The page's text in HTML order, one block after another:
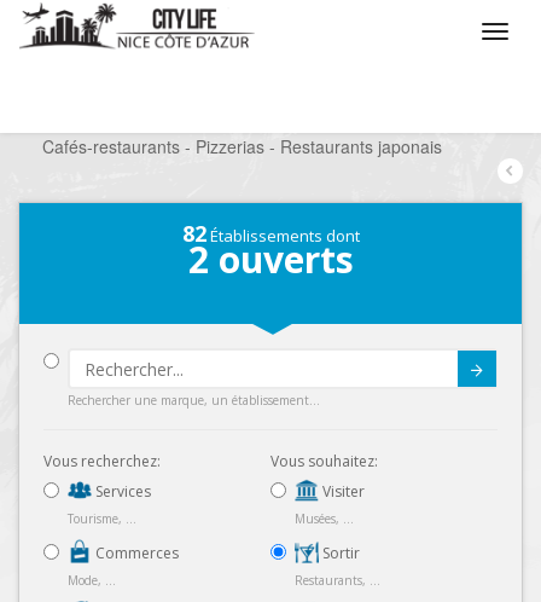
Cafés-restaurants - Pizzerias - Restaurants japonais
82Établissements dont
2 ouverts
Rechercher une marque, un établissement...
Vous recherchez:
Services
Tourisme, ...
Commerces
Mode, ...
Vous souhaitez:
Visiter
Musées, ...
Sortir
Restaurants, ...